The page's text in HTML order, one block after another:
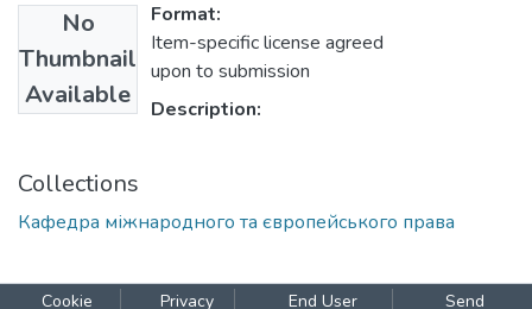
No
Thumbnail
Available
Format:
Item-specific license agreed
upon to submission
Description:
Collections
Кафедра міжнародного та європейського права
Cookie Privacy End User Send